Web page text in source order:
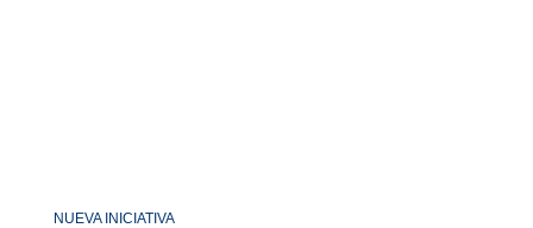
NUEVA INICIATIVA